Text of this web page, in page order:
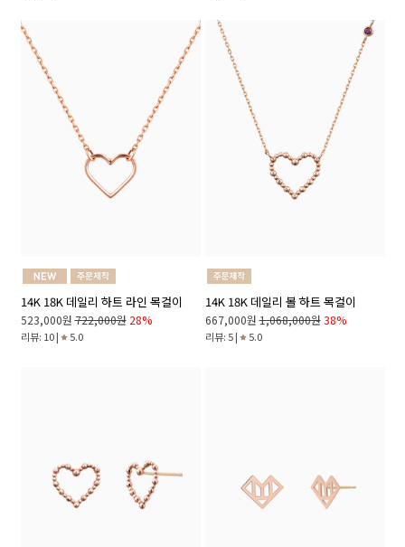
14K 18K 데일리 하트 라인 목걸이
523,000원 722,000원 28%
리뷰: 10 | 5.0
14K 18K 데일리 볼 하트 목걸이
667,000원 1,068,000원 38%
리뷰: 5 | 5.0